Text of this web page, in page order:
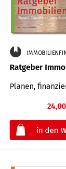
Ratgeber
Planen,